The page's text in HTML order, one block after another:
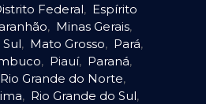
Federal, Espírito
, Minas Gerais,
, Mato Grosso, Pará,
, Piauí, Paraná,
Rio Grande do Norte,
, Rio Grande do Sul,